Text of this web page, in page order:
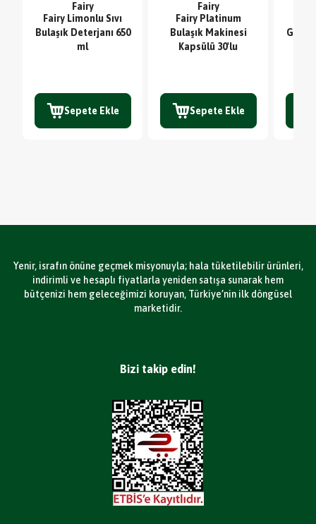
Fairy
Fairy Limonlu Sıvı
Bulaşık Deterjanı 650
ml
Sepete Ekle
Fairy
Fairy Platinum
Bulaşık Makinesi
Kapsülü 30'lu
Sepete Ekle
Yenir, israfın önüne geçmek misyonuyla; hala tüketilebilir ürünleri,
indirimli ve hesaplı fiyatlarla yeniden satışa sunarak hem
bütçenizi hem geleceğimizi koruyan, Türkiye’nin ilk döngüsel
marketidir.
Bizi takip edin!